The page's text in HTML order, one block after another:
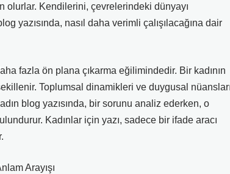
olurlar. Kendilerini, çevrelerindeki dünyayı
yazısında, nasıl daha verimli çalışılacağına dair
fazla ön plana çıkarma eğilimindedir. Bir kadının
Toplumsal dinamikleri ve duygusal
blog yazısında, bir sorunu analiz ederken, o
Kadınlar için yazı, sadece bir ifade aracı
Arayışı